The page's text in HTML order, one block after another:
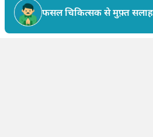
फसल चिकित्सक से मुफ़्त सलाह